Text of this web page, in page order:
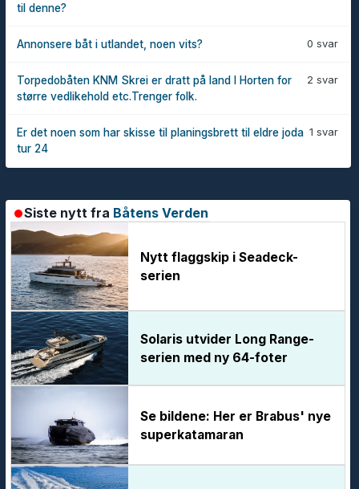
til denne?
0 svar
Annonsere båt i utlandet, noen vits?
2 svar
Torpedobåten KNM Skrei er dratt på land I Horten for
større vedlikehold etc.Trenger folk.
1 svar
Er det noen som har skisse til planingsbrett til eldre joda
tur 24
Siste nytt fra Båtens Verden
Nytt flaggskip i Seadeck-
serien
Solaris utvider Long Range-
serien med ny 64-foter
Se bildene: Her er Brabus' nye
superkatamaran